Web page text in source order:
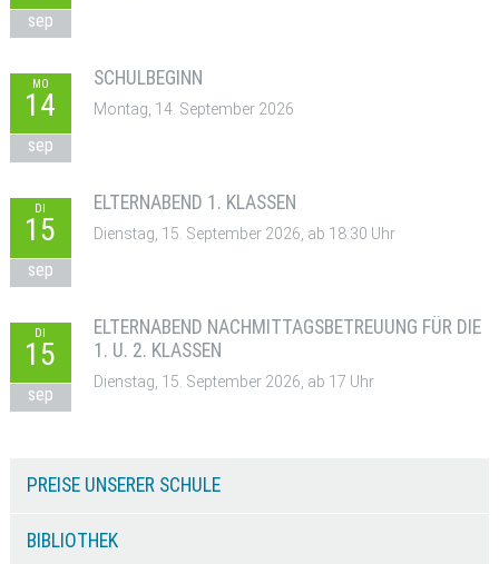
sep
MO
14
sep
SCHULBEGINN
Montag, 14. September 2026
DI
15
sep
ELTERNABEND 1. KLASSEN
Dienstag, 15. September 2026, ab 18:30 Uhr
DI
15
sep
ELTERNABEND NACHMITTAGSBETREUUNG FÜR DIE
1. U. 2. KLASSEN
Dienstag, 15. September 2026, ab 17 Uhr
PREISE UNSERER SCHULE
BIBLIOTHEK